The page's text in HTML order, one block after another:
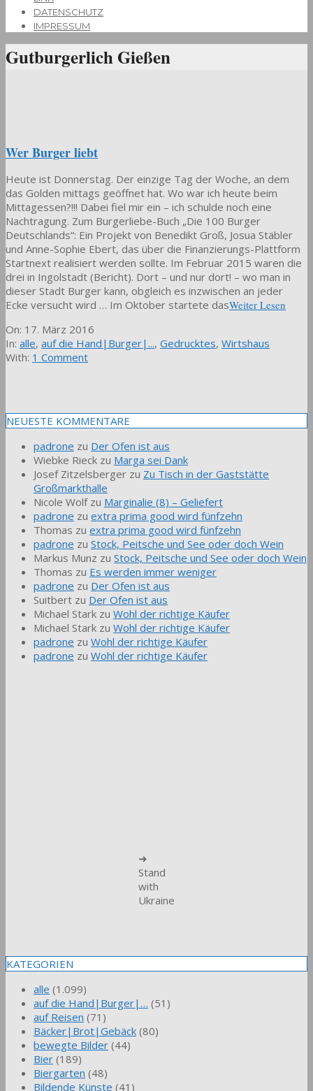
DATENSCHUTZ
IMPRESSUM
Gutburgerlich Gießen
Wer Burger liebt
Heute ist Donnerstag. Der einzige Tag der Woche, an dem
das Golden mittags geöffnet hat. Wo war ich heute beim
Mittagessen?!!! Dabei fiel mir ein – ich schulde noch eine
Nachtragung. Zum Burgerliebe-Buch „Die 100 Burger
Deutschlands“: Ein Projekt von Benedikt Groß, Josua Stäbler
und Anne-Sophie Ebert, das über die Finanzierungs-Plattform
Startnext realisiert werden sollte. Im Februar 2015 waren die
drei in Ingolstadt (Bericht). Dort – und nur dort! – wo man in
dieser Stadt Burger kann, obgleich es inzwischen an jeder
Ecke versucht wird … Im Oktober startete dasWeiter Lesen
2016-
03-
17
On: 17. März 2016
In: alle, auf die Hand|Burger|..., Gedrucktes, Wirtshaus
With: 1 Comment
NEUESTE KOMMENTARE
padrone zu Der Ofen ist aus
Wiebke Rieck zu Marga sei Dank
Josef Zitzelsberger zu Zu Tisch in der Gaststätte
Großmarkthalle
Nicole Wolfzu Marginalie (8) – Geliefert
padrone zu extra prima good wird fünfzehn
Thomas zu extra prima good wird fünfzehn
padrone zu Stock, Peitsche und See oder doch Wein
Markus Munz zu Stock, Peitsche und See oder doch Wein
Thomas zu Es werden immer weniger
padrone zu Der Ofen ist aus
Suitbert zu Der Ofen ist aus
Michael Stark zu Wohl der richtige Käufer
Michael Stark zu Wohl der richtige Käufer
padrone zu Wohl der richtige Käufer
padrone zu Wohl der richtige Käufer
➜
Stand
with
Ukraine
KATEGORIEN
alle (1.099)
auf die Hand|Burger|… (51)
auf Reisen (71)
Bäcker|Brot|Gebäck (80)
bewegte Bilder (44)
Bier (189)
Biergarten (48)
Bildende Künste (41)